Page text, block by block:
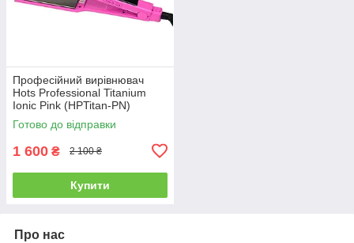
Професійний вирівнювач
Hots Professional Titanium
Ionic Pink (HPTitan-PN)
Готово до відправки
1 600 ₴ 2 100 ₴
Купити
Про нас